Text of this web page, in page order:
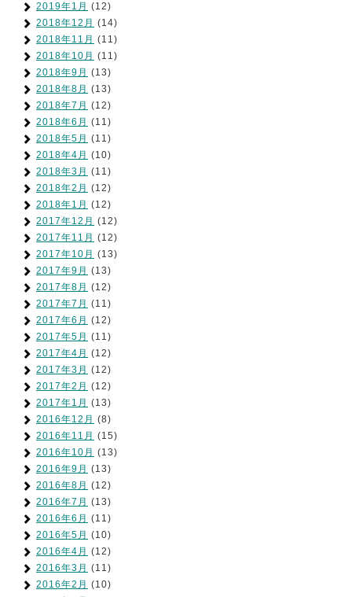
2019年1月 (12)
2018年12月 (14)
2018年11月 (11)
2018年10月 (11)
2018年9月 (13)
2018年8月 (13)
2018年7月 (12)
2018年6月 (11)
2018年5月 (11)
2018年4月 (10)
2018年3月 (11)
2018年2月 (12)
2018年1月 (12)
2017年12月 (12)
2017年11月 (12)
2017年10月 (13)
2017年9月 (13)
2017年8月 (12)
2017年7月 (11)
2017年6月 (12)
2017年5月 (11)
2017年4月 (12)
2017年3月 (12)
2017年2月 (12)
2017年1月 (13)
2016年12月 (8)
2016年11月 (15)
2016年10月 (13)
2016年9月 (13)
2016年8月 (12)
2016年7月 (13)
2016年6月 (11)
2016年5月 (10)
2016年4月 (12)
2016年3月 (11)
2016年2月 (10)